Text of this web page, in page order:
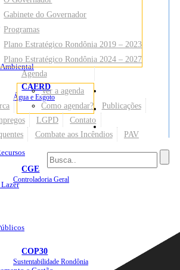
CAERD
Água e Esgoto
CGE
Controladoria Geral
COP30
Sustentabilidade Rondônia
Sites
Gabinete do Governador
Programas
Plano Estratégico Rondônia 2019 – 2023
Plano Estratégico Rondônia 2024 – 2027
Agenda
Ver a agenda
Como agendar?
Publicações
LGPD
Contato
Combate aos Incêndios PAV